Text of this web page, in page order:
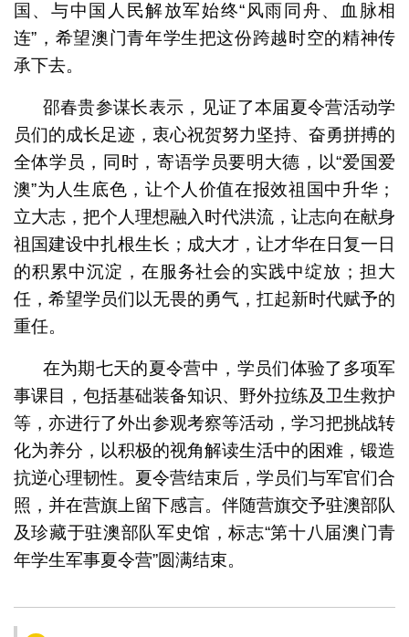
国、与中国人民解放军始终“风雨同舟、血脉相
连”，希望澳门青年学生把这份跨越时空的精神传
承下去。
邵春贵参谋长表示，见证了本届夏令营活动学
员们的成长足迹，衷心祝贺努力坚持、奋勇拼搏的
全体学员，同时，寄语学员要明大德，以“爱国爱
澳”为人生底色，让个人价值在报效祖国中升华；
立大志，把个人理想融入时代洪流，让志向在献身
祖国建设中扎根生长；成大才，让才华在日复一日
的积累中沉淀，在服务社会的实践中绽放；担大
任，希望学员们以无畏的勇气，扛起新时代赋予的
重任。
在为期七天的夏令营中，学员们体验了多项军
事课目，包括基础装备知识、野外拉练及卫生救护
等，亦进行了外出参观考察等活动，学习把挑战转
化为养分，以积极的视角解读生活中的困难，锻造
抗逆心理韧性。夏令营结束后，学员们与军官们合
照，并在营旗上留下感言。伴随营旗交予驻澳部队
及珍藏于驻澳部队军史馆，标志“第十八届澳门青
年学生军事夏令营”圆满结束。